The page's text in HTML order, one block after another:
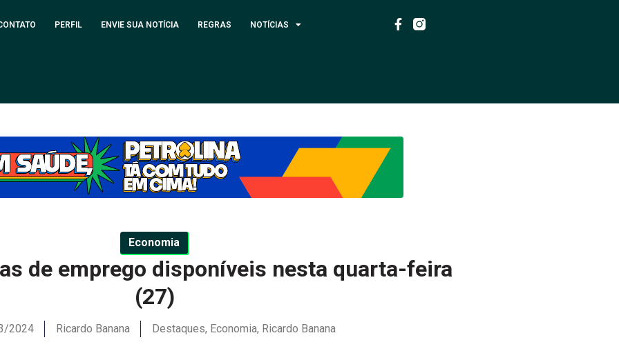
PERFIL ENVIE SUA NOTÍCIA REGRAS NOTÍCIAS
Economia
de emprego disponíveis nesta quarta-feira
(27)
2024 Ricardo Banana Destaques, Economia, Ricardo Banana